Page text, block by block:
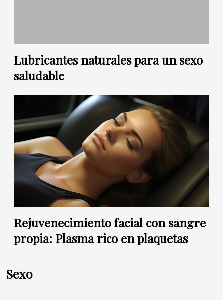
Lubricantes naturales para un sexo
saludable
Rejuvenecimiento facial con sangre
propia: Plasma rico en plaquetas
Sexo